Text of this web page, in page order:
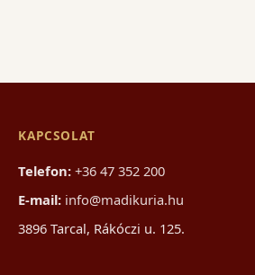
KAPCSOLAT
Telefon: +36 47 352 200
E-mail: info@madikuria.hu
3896 Tarcal, Rákóczi u. 125.